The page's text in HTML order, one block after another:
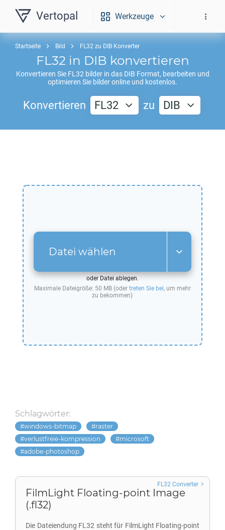
Vertopal Werkzeuge
Startseite Bild FL32 zu DIB Konverter
FL32 in DIB konvertieren
Konvertieren Sie FL32 bilder in das DIB Format, bearbeiten und
optimieren Sie bilder online und kostenlos.
Konvertieren FL32 zu DIB
Datei wählen
oder Datei ablegen.
Maximale Dateigröße: 50 MB (oder treten Sie bei, um mehr
zu bekommen)
Schlagwörter:
windows-bitmap
raster
verlustfreie-kompression
microsoft
adobe-photoshop
FilmLight Floating-point Image
(.fl32)
Die Dateiendung FL32 steht für FilmLight Floating-point
FL32 Converter